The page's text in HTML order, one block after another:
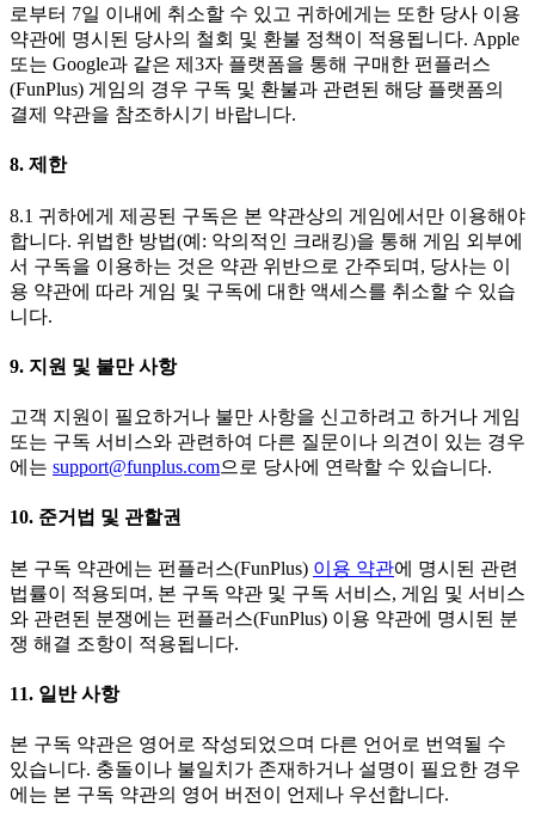
로부터 7일 이내에 취소할 수 있고 귀하에게는 또한 당사 이용
약관에 명시된 당사의 철회 및 환불 정책이 적용됩니다. Apple
또는 Google과 같은 제3자 플랫폼을 통해 구매한 펀플러스
(FunPlus) 게임의 경우 구독 및 환불과 관련된 해당 플랫폼의
결제 약관을 참조하시기 바랍니다.
8. 제한
8.1 귀하에게 제공된 구독은 본 약관상의 게임에서만 이용해야
합니다. 위법한 방법(예: 악의적인 크래킹)을 통해 게임 외부에
서 구독을 이용하는 것은 약관 위반으로 간주되며, 당사는 이
용 약관에 따라 게임 및 구독에 대한 액세스를 취소할 수 있습
니다.
9. 지원 및 불만 사항
고객 지원이 필요하거나 불만 사항을 신고하려고 하거나 게임
또는 구독 서비스와 관련하여 다른 질문이나 의견이 있는 경우
에는 support@funplus.com으로 당사에 연락할 수 있습니다.
10. 준거법 및 관할권
본 구독 약관에는 펀플러스(FunPlus) 이용 약관에 명시된 관련
법률이 적용되며, 본 구독 약관 및 구독 서비스, 게임 및 서비스
와 관련된 분쟁에는 펀플러스(FunPlus) 이용 약관에 명시된 분
쟁 해결 조항이 적용됩니다.
11. 일반 사항
본 구독 약관은 영어로 작성되었으며 다른 언어로 번역될 수
있습니다. 충돌이나 불일치가 존재하거나 설명이 필요한 경우
에는 본 구독 약관의 영어 버전이 언제나 우선합니다.